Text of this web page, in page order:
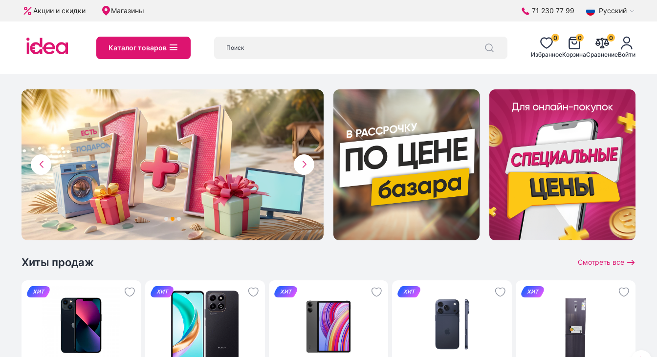
Акции и скидки Магазины 71 230 77 99 Русский
Каталог товаров
0
Избранное
0
Корзина
0
СравнениеВойти
Хиты продаж Смотреть все
ХИТ ХИТ ХИТ ХИТ ХИТ